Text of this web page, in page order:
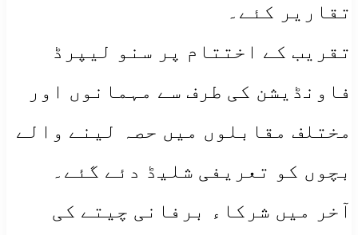
تقاریر کئے۔
تقریب کے اختتام پر سنو لیپرڈ
فاونڈیشن کی طرف سے مہمانوں اور
مختلف مقابلوں میں حصہ لینے والے
بچوں کو تعریفی شلیڈ دئے گئے۔
آخر میں شرکاء برفانی چیتے کی